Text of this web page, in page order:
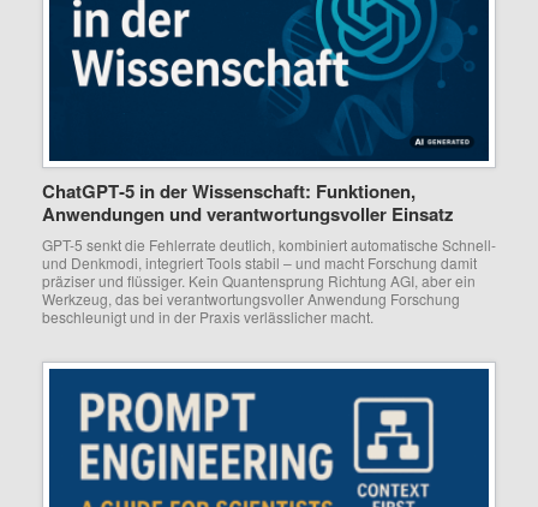
ChatGPT‑5 in der Wissenschaft: Funktionen,
Anwendungen und verantwortungsvoller Einsatz
GPT-5 senkt die Fehlerrate deutlich, kombiniert automatische Schnell-
und Denkmodi, integriert Tools stabil – und macht Forschung damit
präziser und flüssiger. Kein Quantensprung Richtung AGI, aber ein
Werkzeug, das bei verantwortungsvoller Anwendung Forschung
beschleunigt und in der Praxis verlässlicher macht.